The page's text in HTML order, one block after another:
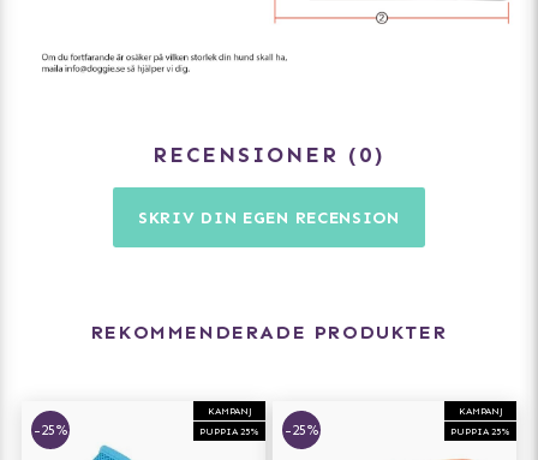
RECENSIONER 0
SKRIV DIN EGEN RECENSION
REKOMMENDERADE PRODUKTER
KAMPANJ
PUPPIA 25%
-25%
KAMPANJ
PUPPIA 25%
-25%